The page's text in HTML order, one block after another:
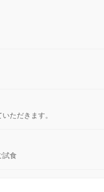
ただきます。
試食